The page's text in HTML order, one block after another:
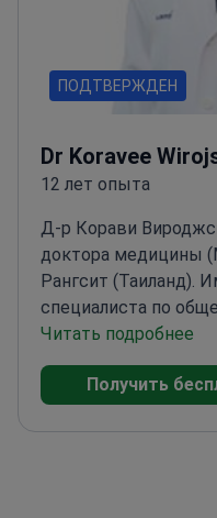
ПОДТВЕРЖДЕН
Dr Koravee
12 лет опыта
Д-р Корави
доктора медицины
Рангсит (Таиланд).
специалиста по
госпиталем Сомдет
ВМФ Таиланда.
(учреждение не
Читать подробнее
Получить